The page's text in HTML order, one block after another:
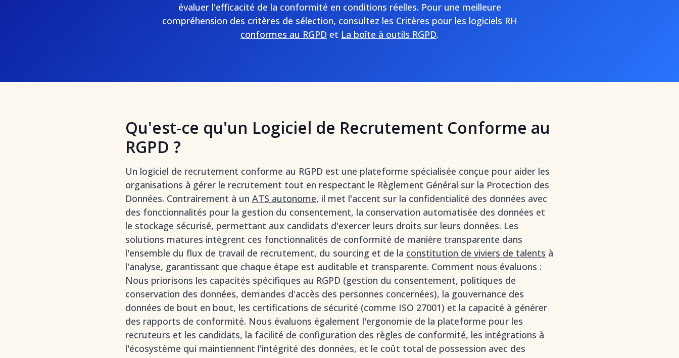
évaluer l'efficacité de la conformité en conditions réelles. Pour une meilleure
compréhension des critères de sélection, consultez les Critères pour les logiciels RH
conformes au RGPD et La boîte à outils RGPD.
Qu'est-ce qu'un Logiciel de Recrutement Conforme au
RGPD ?
Un logiciel de recrutement conforme au RGPD est une plateforme spécialisée conçue pour aider les
organisations à gérer le recrutement tout en respectant le Règlement Général sur la Protection des
Données. Contrairement à un ATS autonome, il met l'accent sur la confidentialité des données avec
des fonctionnalités pour la gestion du consentement, la conservation automatisée des données et
le stockage sécurisé, permettant aux candidats d'exercer leurs droits sur leurs données. Les
solutions matures intègrent ces fonctionnalités de conformité de manière transparente dans
l'ensemble du flux de travail de recrutement, du sourcing et de la constitution de viviers de talents à
l'analyse, garantissant que chaque étape est auditable et transparente. Comment nous évaluons :
Nous priorisons les capacités spécifiques au RGPD (gestion du consentement, politiques de
conservation des données, demandes d'accès des personnes concernées), la gouvernance des
données de bout en bout, les certifications de sécurité (comme ISO 27001) et la capacité à générer
des rapports de conformité. Nous évaluons également l'ergonomie de la plateforme pour les
recruteurs et les candidats, la facilité de configuration des règles de conformité, les intégrations à
l'écosystème qui maintiennent l'intégrité des données, et le coût total de possession avec des